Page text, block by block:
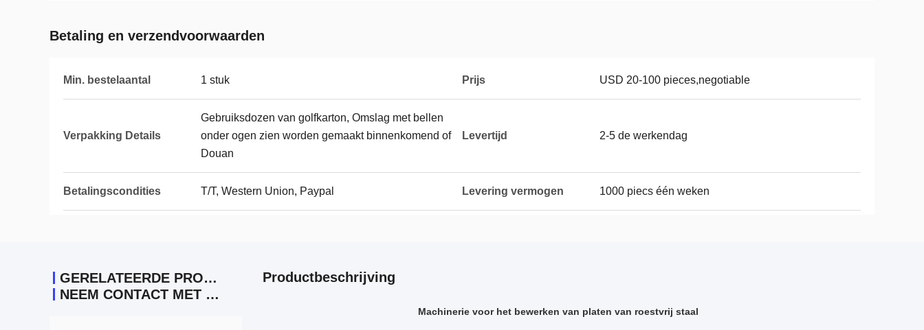
Betaling en verzendvoorwaarden
Min. bestelaantal 1 stuk Prijs USD 20-100 pieces,negotiable
Verpakking Details
Gebruiksdozen van golfkarton, Omslag met bellen
onder ogen zien worden gemaakt binnenkomend of
Douan
Levertijd 2-5 de werkendag
Betalingscondities T/T, Western Union, Paypal Levering vermogen 1000 piecs één weken
GERELATEERDE PRODUCTEN
NEEM CONTACT MET ONS OP
Productbeschrijving
Machinerie voor het bewerken van platen van roestvrij staal